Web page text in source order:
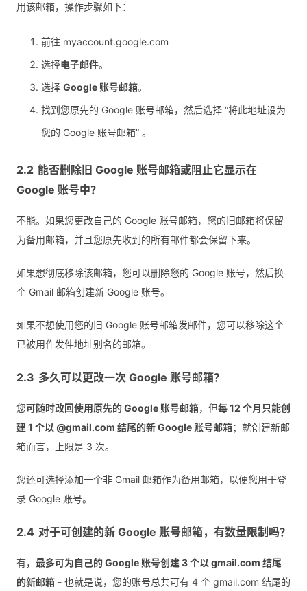
用该邮箱，操作步骤如下：
前往 myaccount.google.com
选择电子邮件。
选择 Google 账号邮箱。
找到您原先的 Google 账号邮箱，然后选择 “将此地址设为
您的 Google 账号邮箱” 。
能否删除旧 Google 账号邮箱或阻止它显示在
Google 账号中？
不能。如果您更改自己的 Google 账号邮箱，您的旧邮箱将保留
为备用邮箱，并且您原先收到的所有邮件都会保留下来。
如果想彻底移除该邮箱，您可以删除您的 Google 账号，然后换
个 Gmail 邮箱创建新 Google 账号。
如果不想使用您的旧 Google 账号邮箱发邮件，您可以移除这个
已被用作发件地址别名的邮箱。
多久可以更改一次 Google 账号邮箱？
您可随时改回使用原先的 Google 账号邮箱，但每 12 个月只能创
建 1 个以 @gmail.com 结尾的新 Google 账号邮箱；就创建新邮
箱而言，上限是 3 次。
您还可选择添加一个非 Gmail 邮箱作为备用邮箱，以便您用于登
录 Google 账号。
对于可创建的新 Google 账号邮箱，有数量限制吗？
有， 最多可为自己的 Google 账号创建 3 个以 gmail.com 结尾
的新邮箱 - 也就是说，您的账号总共可有 4 个 gmail.com 结尾的